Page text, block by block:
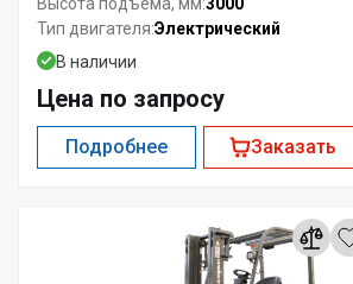
Тип двигателя:Электрический
В наличии
Цена по запросу
Подробнее Заказать